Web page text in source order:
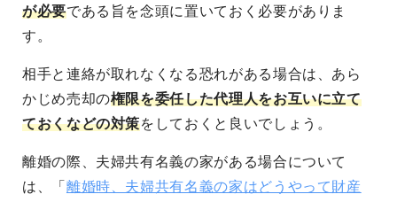
が必要である旨を念頭に置いておく必要がありま
す。
相手と連絡が取れなくなる恐れがある場合は、あら
かじめ売却の権限を委任した代理人をお互いに立て
ておくなどの対策をしておくと良いでしょう。
離婚の際、夫婦共有名義の家がある場合について
は、「 離婚時、夫婦共有名義の家はどうやって財産